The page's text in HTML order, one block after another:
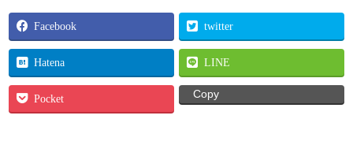
Facebook twitter
Hatena LINE
Pocket Copy